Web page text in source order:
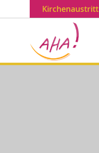
Kirchenaustritt